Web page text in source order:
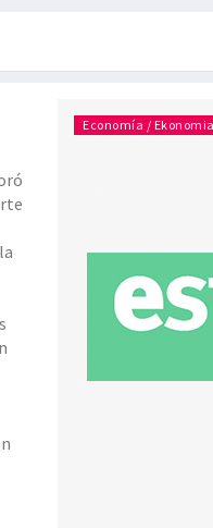
Economía / Ekonomia